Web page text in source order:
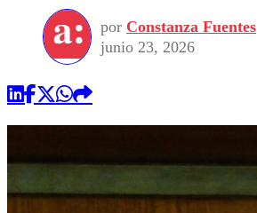
por Constanza Fuentes
junio 23, 2026